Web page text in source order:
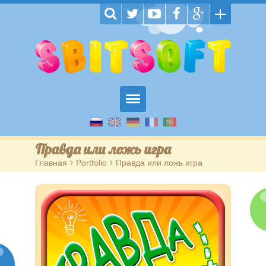
Главная
Пазлы
Обучающие
На внимание
Головоломки
Правда или ложь игра
Главная > Portfolio > Правда или ложь игра